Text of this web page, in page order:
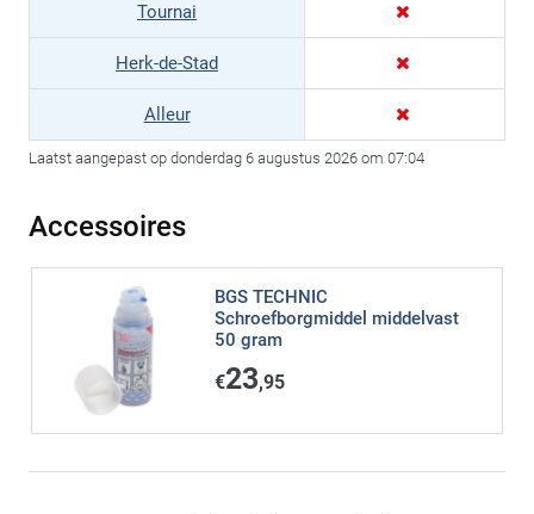
Tournai
Herk-de-Stad
Alleur
Laatst aangepast op donderdag 6 augustus 2026 om 07:04
Accessoires
BGS TECHNIC
Schroefborgmiddel middelvast
50 gram
€23,95